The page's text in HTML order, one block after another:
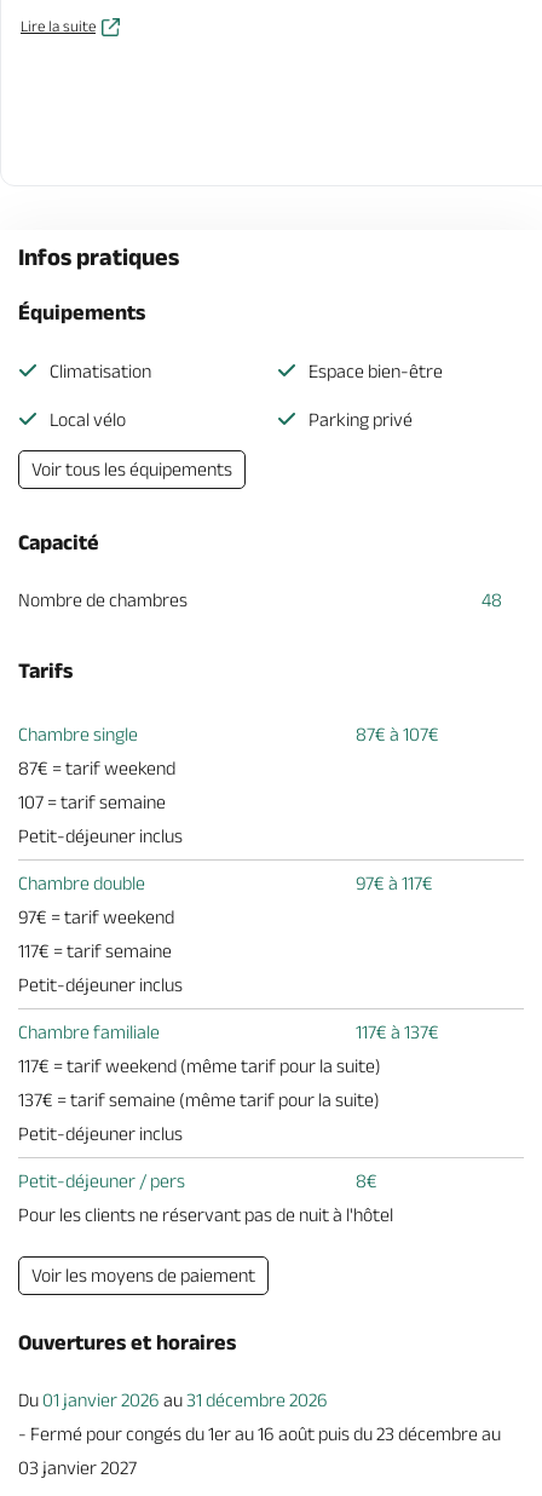
Lire la suite
Infos pratiques
Équipements
Climatisation Espace bien-être
Local vélo Parking privé
Voir tous les équipements
Capacité
Nombre de chambres 48
Tarifs
Chambre single
87€ à 107€
87€ = tarif weekend
107 = tarif semaine
Petit-déjeuner inclus
Chambre double
97€ à 117€
97€ = tarif weekend
117€ = tarif semaine
Petit-déjeuner inclus
Chambre familiale
117€ à 137€
117€ = tarif weekend (même tarif pour la suite)
137€ = tarif semaine (même tarif pour la suite)
Petit-déjeuner inclus
Petit-déjeuner / pers
8€
Pour les clients ne réservant pas de nuit à l'hôtel
Voir les moyens de paiement
Ouvertures et horaires
Du 01 janvier 2026 au31 décembre 2026
- Fermé pour congés du 1er au 16 août puis du 23 décembre au
03 janvier 2027